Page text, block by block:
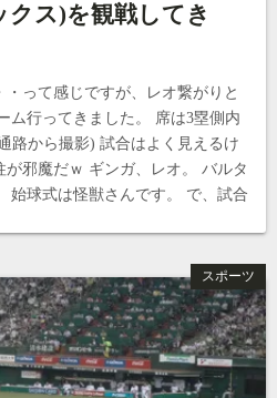
クス)を観戦してき
って感じですが、レオ繋がりと
ム行ってきました。 席は3塁側内
路から撮影) 試合はよく見えるけ
邪魔だｗ ギンガ、レオ。 バルタ
始球式は怪獣さんです。 で、試合
スポーツ